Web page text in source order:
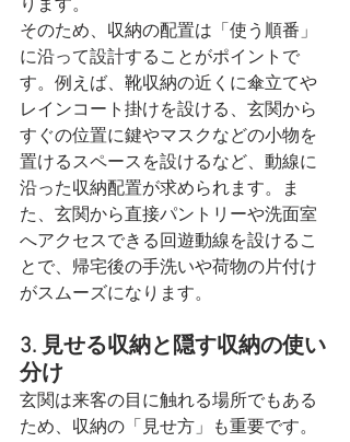
ります。
そのため、収納の配置は「使う順番」
に沿って設計することがポイントで
す。例えば、靴収納の近くに傘立てや
レインコート掛けを設ける、玄関から
すぐの位置に鍵やマスクなどの小物を
置けるスペースを設けるなど、動線に
沿った収納配置が求められます。ま
た、玄関から直接パントリーや洗面室
へアクセスできる回遊動線を設けるこ
とで、帰宅後の手洗いや荷物の片付け
がスムーズになります。
3. 見せる収納と隠す収納の使い
分け
玄関は来客の目に触れる場所でもある
ため、収納の「見せ方」も重要です。